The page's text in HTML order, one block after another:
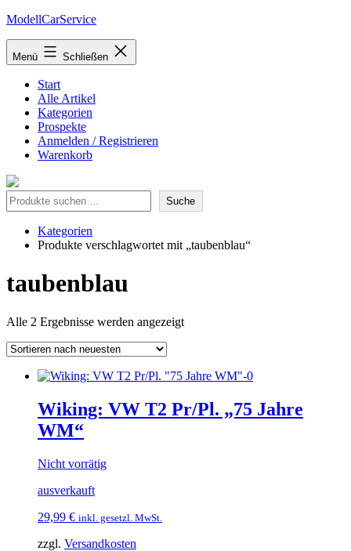
Zum
springen
ModellCarService
Menü Schließen
Start
Alle Artikel
Kategorien
Prospekte
Anmelden / Registrieren
Warenkorb
Suche Suche
Kategorien
Produkte verschlagwortet mit „taubenblau“
taubenblau
Alle 2 Ergebnisse werden angezeigtNach
Wiking: VW T2 Pr/Pl. „75 Jahre
WM“
Nicht vorrätig
ausverkauft
29,99 € inkl. gesetzl. MwSt.
zzgl. Versandkosten